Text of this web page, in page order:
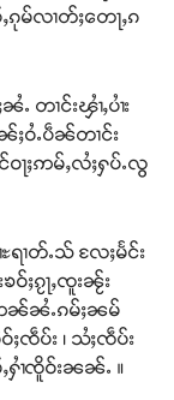
ၵုမ်လၢတ်ႈတေႃႇၵ
တၢင်းၾၢႆႇပၢႆး
ၼ်ႈဝႆႉပဵၼ်တၢင်း
ႈဢမ်ႇလႆႈႁပ်ႉလွ
ရၢတ်ႉသ် လႄႈမႅင်း
ႈၵႂႃႇၸူးၼႂ်း
ၼ်ၼႆႉၵမ်ႈၼမ်
ၸဵပ်း ၊ သႆႈၸဵပ်း
ၢႆၸိူဝ်းၼၼ်ႉ ။